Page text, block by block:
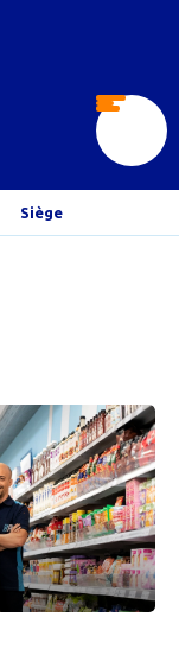
Ouvrir
le
menu
Siège